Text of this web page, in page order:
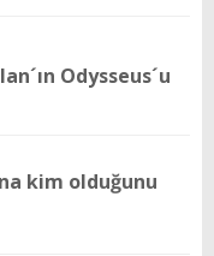
Odysseus´u
kim olduğunu